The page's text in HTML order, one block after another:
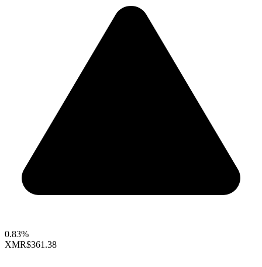
0.83%
XMR$361.38